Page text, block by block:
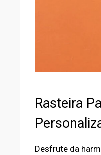
Rasteira
Desfrute da